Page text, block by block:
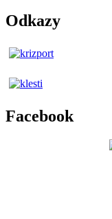
Odkazy
Facebook